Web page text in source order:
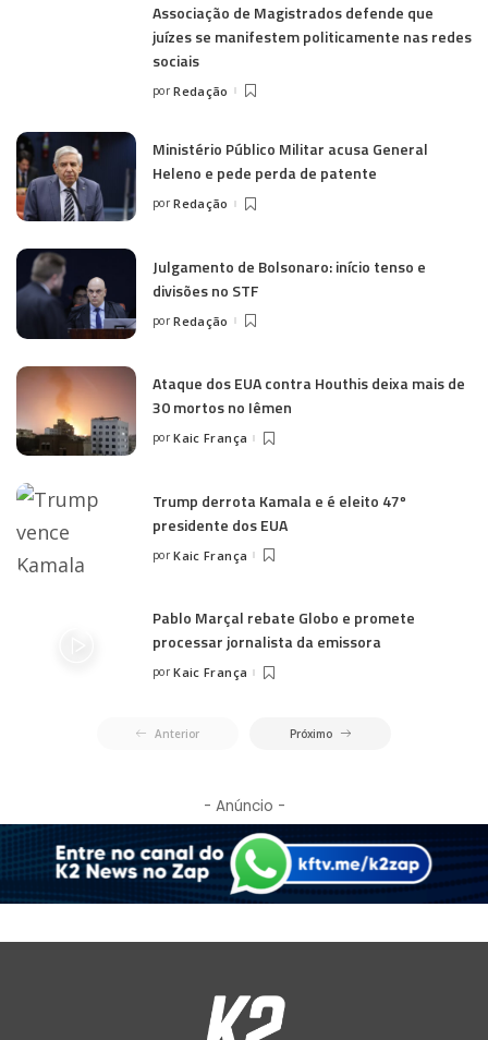
Associação de Magistrados defende que
juízes se manifestem politicamente nas redes
sociais
por Redação
Ministério Público Militar acusa General
Heleno e pede perda de patente
por Redação
Julgamento de Bolsonaro: início tenso e
divisões no STF
por Redação
Ataque dos EUA contra Houthis deixa mais de
30 mortos no Iêmen
por Kaic França
Trump derrota Kamala e é eleito 47º
presidente dos EUA
por Kaic França
Pablo Marçal rebate Globo e promete
processar jornalista da emissora
por Kaic França
Anterior Próximo
- Anúncio -